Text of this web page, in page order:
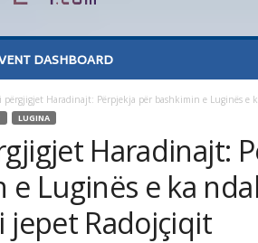
DASHBOARD
përgjigjet Haradinajt: Përpjekja për bashkimin e Luginës e
LUGINA
Haradinajt:
e Luginës e ka
jepet Radojçiqit